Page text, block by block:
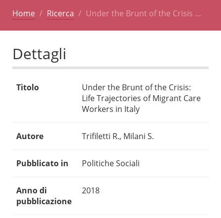
Home Ricerca Under the Brunt of the Crisis …
Dettagli
Titolo
Under the Brunt of the Crisis:
Life Trajectories of Migrant Care
Workers in Italy
Autore Trifiletti R., Milani S.
Pubblicato in Politiche Sociali
Anno di
pubblicazione
2018